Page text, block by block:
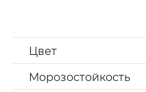
Цвет
Морозостойкость